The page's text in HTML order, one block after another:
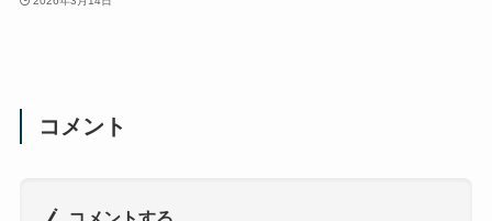
コメント